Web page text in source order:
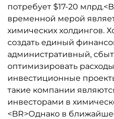
потребует $17-20
временной мерой
химических холдингов.
создать единый
административный,
оптимизировать
инвестиционные
такие компании
инвесторами в
<BR>Однако в